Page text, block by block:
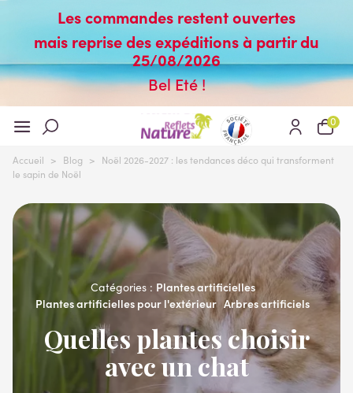
Les commandes restent ouvertes
mais reprise des expéditions à partir du
25/08/2026
Bel Eté !
0
Accueil > Blog >
Noël 2026-2027 : les tendances déco qui transforment
le sapin de Noël
Catégories : Plantes artificielles
Plantes artificielles pour l'extérieur Arbres artificiels
Quelles plantes choisir
avec un chat